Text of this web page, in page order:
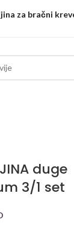
za bračni
duge
3/1 set